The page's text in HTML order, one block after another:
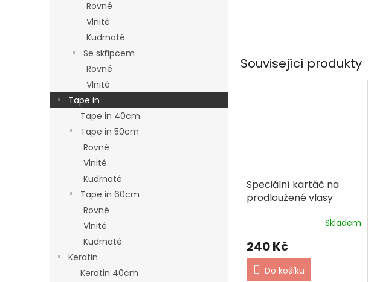
Rovné
Vlnité
Kudrnaté
Se skřipcem
Rovné
Vlnité
Tape in
Tape in 40cm
Tape in 50cm
Rovné
Vlnité
Kudrnaté
Tape in 60cm
Rovné
Vlnité
Kudrnaté
Keratin
Keratin 40cm
Související produkty
Speciální kartáč na
prodloužené vlasy
Skladem
240 Kč
Do košíku